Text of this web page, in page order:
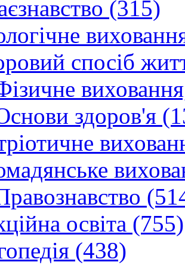
(315)
спосіб
здоров'я
освіта (755)
(438)